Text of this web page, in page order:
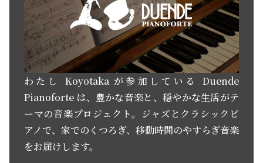
わたし Koyotaka が参加している Duende
Pianoforte は、豊かな音楽と、穏やかな生活がテ
ーマの音楽プロジェクト。ジャズとクラシックピ
アノで、家でのくつろぎ、移動時間のやすらぎ音楽
をお届けします。